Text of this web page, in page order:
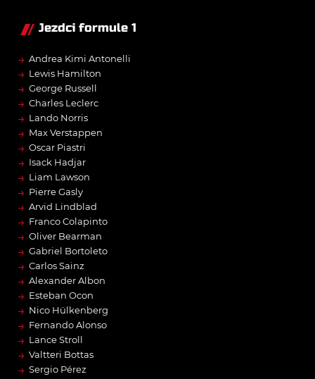
Jezdci formule 1
→ Andrea Kimi Antonelli
→ Lewis Hamilton
→ George Russell
→ Charles Leclerc
→ Lando Norris
→ Max Verstappen
→ Oscar Piastri
→ Isack Hadjar
→ Liam Lawson
→ Pierre Gasly
→ Arvid Lindblad
→ Franco Colapinto
→ Oliver Bearman
→ Gabriel Bortoleto
→ Carlos Sainz
→ Alexander Albon
→ Esteban Ocon
→ Nico Hülkenberg
→ Fernando Alonso
→ Lance Stroll
→ Valtteri Bottas
→ Sergio Pérez